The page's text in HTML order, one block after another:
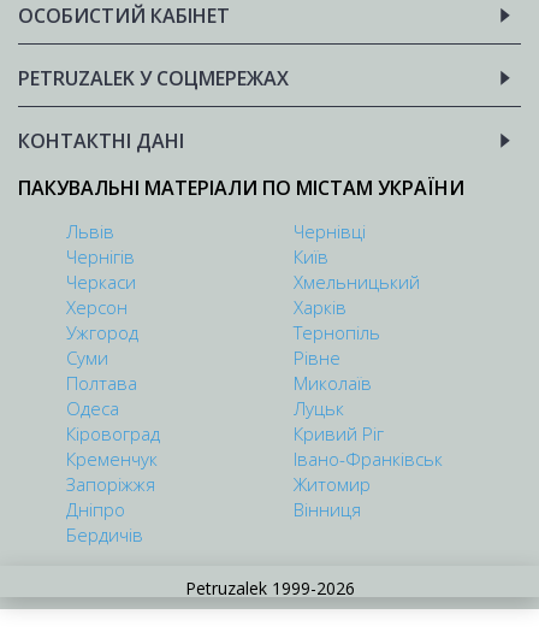
ОСОБИСТИЙ КАБІНЕТ
PETRUZALEK У СОЦМЕРЕЖАХ
КОНТАКТНІ ДАНІ
ПАКУВАЛЬНІ МАТЕРІАЛИ ПО МІСТАМ УКРАЇНИ
Львів
Чернівці
Чернігів
Київ
Черкаси
Хмельницький
Херсон
Харків
Ужгород
Тернопіль
Суми
Рівне
Полтава
Миколаїв
Одеса
Луцьк
Кіровоград
Кривий Ріг
Кременчук
Івано-Франківськ
Запоріжжя
Житомир
Дніпро
Вінниця
Бердичів
Petruzalek 1999-2026